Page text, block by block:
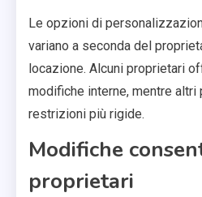
Le opzioni di
variano a seconda del
locazione. Alcuni proprietari
modifiche interne, mentre altri
restrizioni più rigide.
Modifiche
proprietari